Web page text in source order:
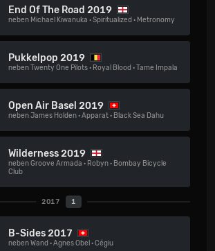
End Of The Road 2019
neben Michael Kiwanuka ·Spiritualized · Metronomy
Pukkelpop 2019
nebenTwenty One Pilots· Royal Blood ·Tame Impala
Open Air Basel 2019
nebenJames Holden·Apparat· Black Sea Dahu
Wilderness 2019
nebenGroove Armada · Robyn· Bombay Bicycle
Club
2017 1
B-Sides 2017
nebenWand ·Agnes Obel ·Cégiu